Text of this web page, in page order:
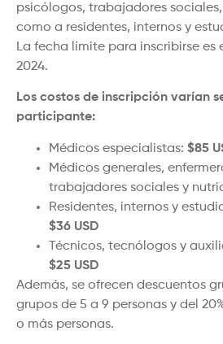
psicólogos, trabajadores
como a residentes, internos y
La fecha límite para inscribirse es
2024.
Los costos de inscripción varían
participante:
Médicos especialistas: $85
Médicos generales,
trabajadores sociales y
Residentes, internos y
$36 USD
Técnicos, tecnólogos y
$25 USD
Además, se ofrecen descuentos
grupos de 5 a 9 personas y del
o más personas.